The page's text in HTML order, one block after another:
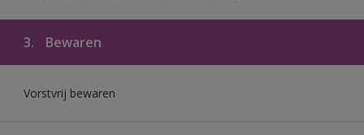
3. Bewaren
Vorstvrij bewaren